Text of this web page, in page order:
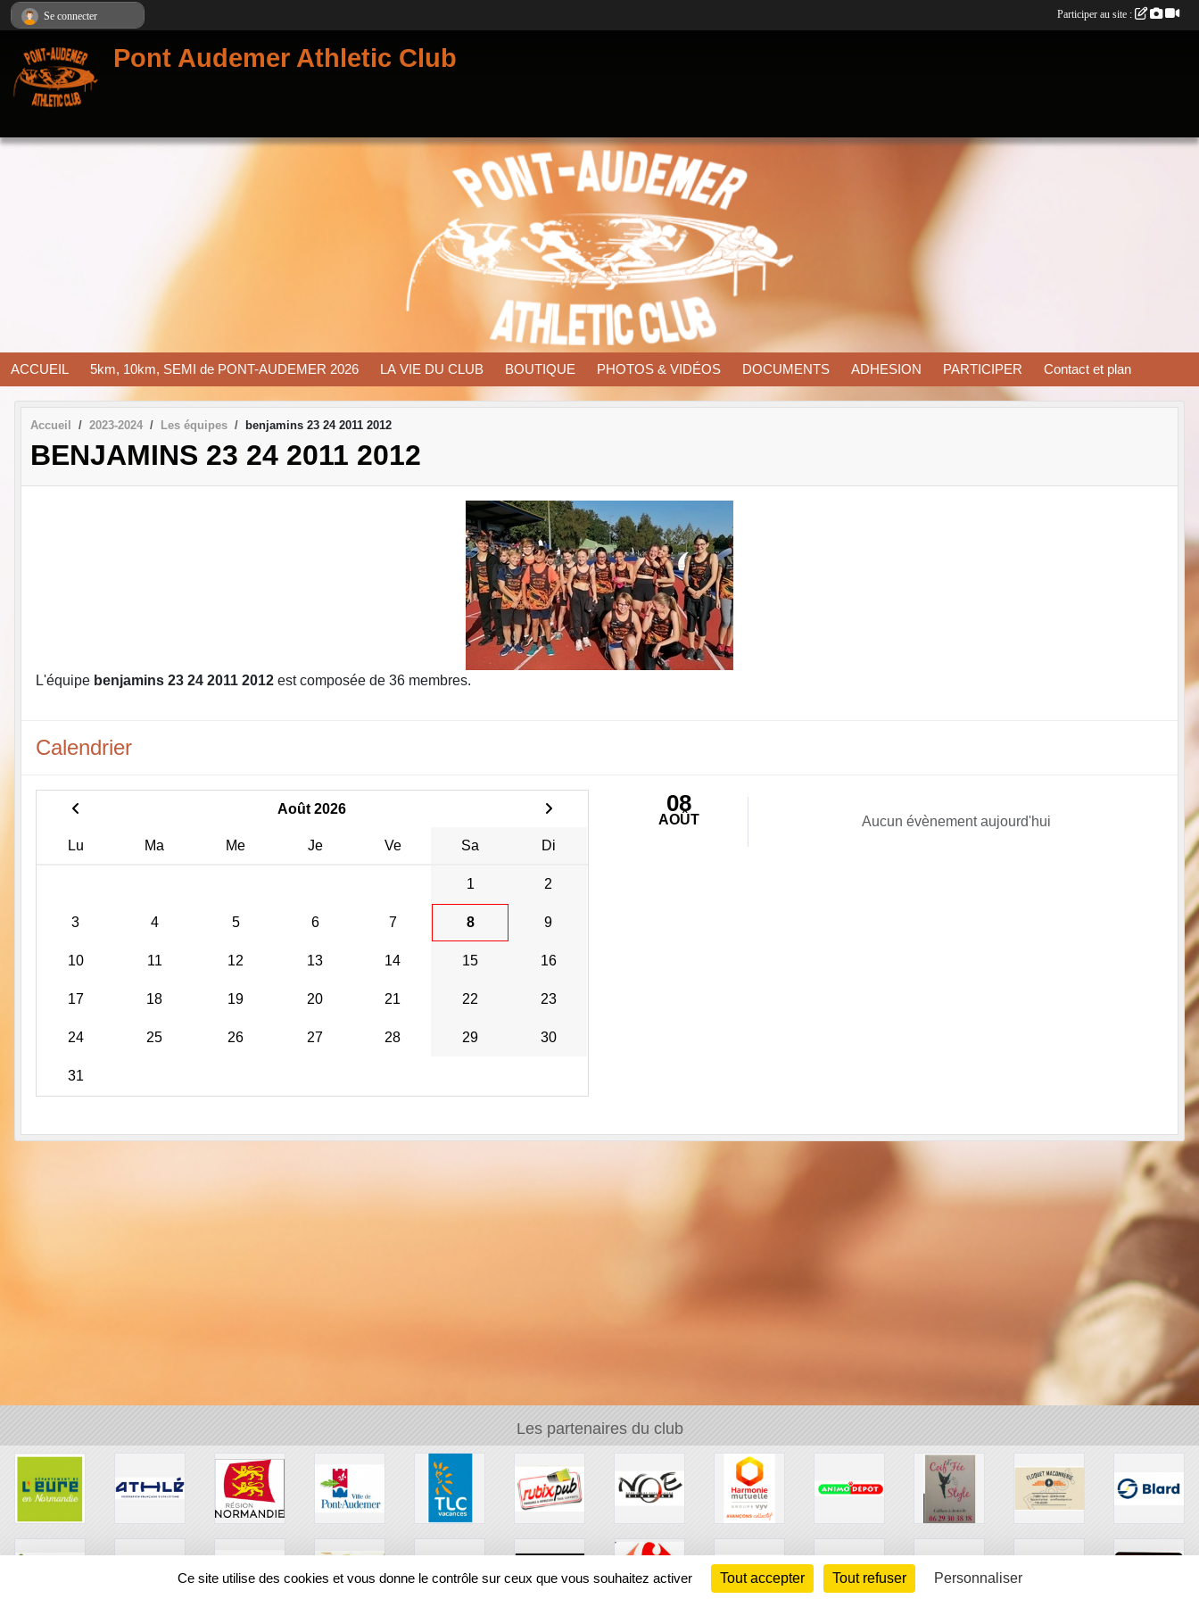
Pont Audemer Athletic Club
ACCUEIL 5km, 10km, SEMI de PONT-AUDEMER 2026 LA VIE DU CLUB BOUTIQUE PHOTOS & VIDÉOS DOCUMENTS ADHESION PARTICIPER Contact et plan
Accueil 2023-2024 Les équipes benjamins 23 24 2011 2012
BENJAMINS 23 24 2011 2012
L'équipe benjamins 23 24 2011 2012 est composée de 36 membres.
Calendrier
Août 2026
Lu Ma Me Je Ve Sa Di
1 2
3 4 5 6 7 8 9
10 11 12 13 14 15 16
17 18 19 20 21 22 23
24 25 26 27 28 29 30
31
08
AOÛT Aucun évènement aujourd'hui
Les partenaires du club
Se connecter Participer au site :
Panneau de gestion des cookies
Ce site utilise des cookies et vous donne le contrôle sur ceux que vous souhaitez activer Tout accepter Tout refuser Personnaliser